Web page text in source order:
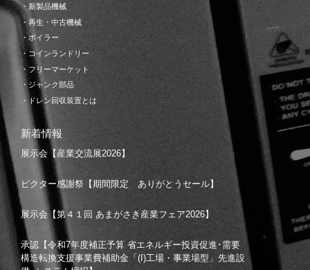
・新製品機械
・再生・中古機械
・ボイラー
・コインランドリー
・フリーマーケット
・ジャンク部品
・ドレン回収装置とは
新着情報
展示会【産業交流展2026】
ビクター感謝祭【期間限定 ありがとうセール】
展示会【第４１回 あまがさき産業フェア2026】
承認【令和7年度補正予算 省エネルギー投資促進･需要
構造転換支援事業費補助金「(I)工場・事業場型」先進設